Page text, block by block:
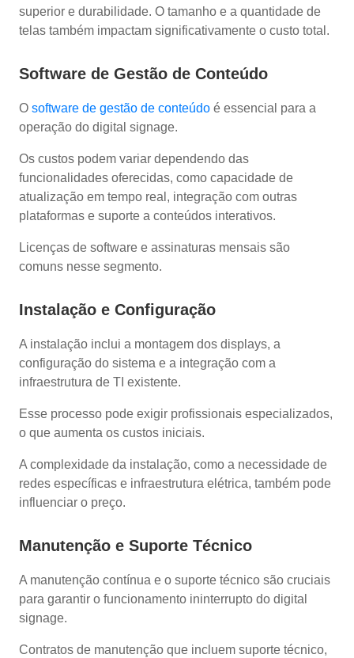
superior e durabilidade. O tamanho e a quantidade de
telas também impactam significativamente o custo total.
Software de Gestão de Conteúdo
O software de gestão de conteúdo é essencial para a
operação do digital signage.
Os custos podem variar dependendo das
funcionalidades oferecidas, como capacidade de
atualização em tempo real, integração com outras
plataformas e suporte a conteúdos interativos.
Licenças de software e assinaturas mensais são
comuns nesse segmento.
Instalação e Configuração
A instalação inclui a montagem dos displays, a
configuração do sistema e a integração com a
infraestrutura de TI existente.
Esse processo pode exigir profissionais especializados,
o que aumenta os custos iniciais.
A complexidade da instalação, como a necessidade de
redes específicas e infraestrutura elétrica, também pode
influenciar o preço.
Manutenção e Suporte Técnico
A manutenção contínua e o suporte técnico são cruciais
para garantir o funcionamento ininterrupto do digital
signage.
Contratos de manutenção que incluem suporte técnico,